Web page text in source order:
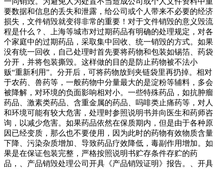
要数据和信息的丢失和泄露，给公司或个人带来不必要的经济
损失，文件销毁就变得非常的重要！对于文件销毁的意义毁流
程是什么？、上海等城市对过期药品有明确的处理规定，对各
个家庭中的过期药品，采取集中回收、统一销毁的方式。如果
没有统一回收，自己处理时首先要将药物和包装如锡箔、药袋
分开，并将包装撕毁。这样做的目的是防止药物被不法小
贩“重新利用”。分开后，可将药物放到夹链袋里再扔掉。相对
于农药、兽药等，一般药物中分量最大的是淀粉等辅料，多会
被降解，对环境的负面影响相对小。一些特殊药品，如抗肿瘤
药品、激素类药品、含重金属的药品、吗啡类止痛药等，对人
和环境可能有较大危害，处理时参照说明书并向医生和药师咨
询，以减少危害。如果药品依然在保质期内，但是由于各种原
因已经变质，那么也不要使用，因为此时的药物有效物质含量
下降、污染杂质增加、导致药品疗效降低，毒副作用增加。如
果是在保证包装完整，严格按照说明书贮存条件存贮的药
品，、产品销毁处理公司开具《产品销毁证明》报告。、开具